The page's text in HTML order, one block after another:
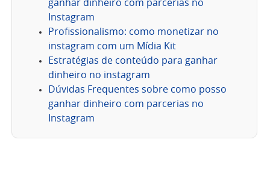
ganhar dinheiro com parcerias no
Instagram
Profissionalismo: como monetizar no
instagram com um Mídia Kit
Estratégias de conteúdo para ganhar
dinheiro no instagram
Dúvidas Frequentes sobre como posso
ganhar dinheiro com parcerias no
Instagram